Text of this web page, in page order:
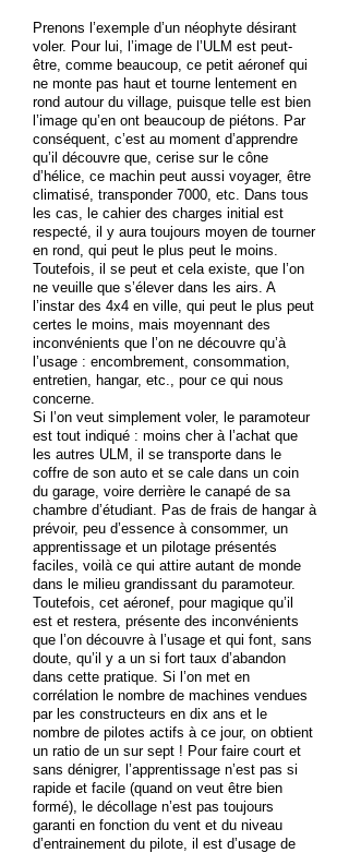
Prenons l’exemple d’un néophyte désirant
voler. Pour lui, l’image de l’ULM est peut-
être, comme beaucoup, ce petit aéronef qui
ne monte pas haut et tourne lentement en
rond autour du village, puisque telle est bien
l’image qu’en ont beaucoup de piétons. Par
conséquent, c’est au moment d’apprendre
qu’il découvre que, cerise sur le cône
d’hélice, ce machin peut aussi voyager, être
climatisé, transponder 7000, etc. Dans tous
les cas, le cahier des charges initial est
respecté, il y aura toujours moyen de tourner
en rond, qui peut le plus peut le moins.
Toutefois, il se peut et cela existe, que l’on
ne veuille que s’élever dans les airs. A
l’instar des 4x4 en ville, qui peut le plus peut
certes le moins, mais moyennant des
inconvénients que l’on ne découvre qu’à
l’usage : encombrement, consommation,
entretien, hangar, etc., pour ce qui nous
concerne.
Si l’on veut simplement voler, le paramoteur
est tout indiqué : moins cher à l’achat que
les autres ULM, il se transporte dans le
coffre de son auto et se cale dans un coin
du garage, voire derrière le canapé de sa
chambre d’étudiant. Pas de frais de hangar à
prévoir, peu d’essence à consommer, un
apprentissage et un pilotage présentés
faciles, voilà ce qui attire autant de monde
dans le milieu grandissant du paramoteur.
Toutefois, cet aéronef, pour magique qu’il
est et restera, présente des inconvénients
que l’on découvre à l’usage et qui font, sans
doute, qu’il y a un si fort taux d’abandon
dans cette pratique. Si l’on met en
corrélation le nombre de machines vendues
par les constructeurs en dix ans et le
nombre de pilotes actifs à ce jour, on obtient
un ratio de un sur sept ! Pour faire court et
sans dénigrer, l’apprentissage n’est pas si
rapide et facile (quand on veut être bien
formé), le décollage n’est pas toujours
garanti en fonction du vent et du niveau
d’entrainement du pilote, il est d’usage de